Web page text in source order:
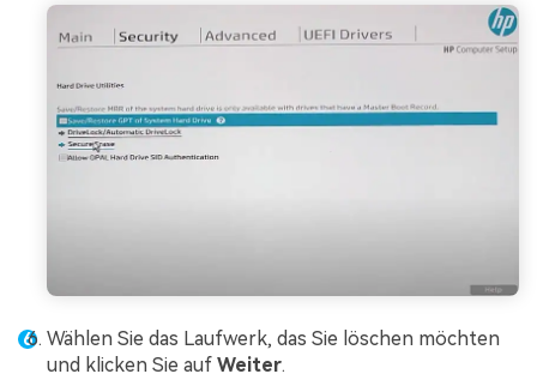
Wählen Sie das Laufwerk, das Sie löschen möchten
und klicken Sie auf Weiter.